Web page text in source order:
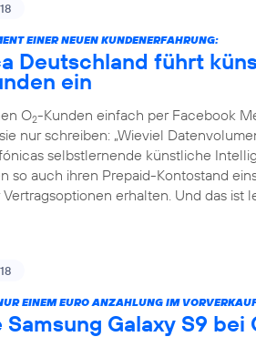
EINER NEUEN KUNDENERFAHRUNG:
Deutschland führt
ein
O2-Kunden einfach per Facebook
nur schreiben: „Wieviel
selbstlernende künstliche
so auch ihren Prepaid-Kontostand
Vertragsoptionen erhalten. Und das ist
EINEM EURO ANZAHLUNG IM
Samsung Galaxy S9 bei